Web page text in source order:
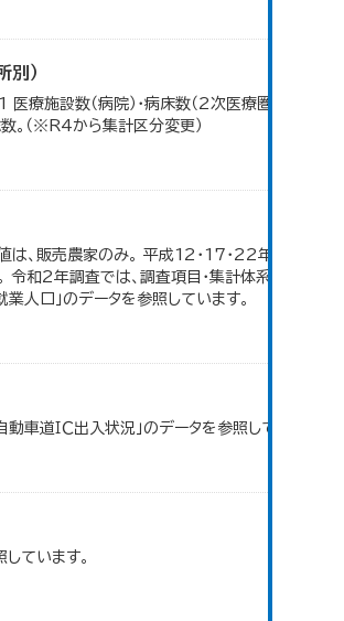
別）
療施設数（病院）・病床数（2次医療圏別)」のデ
。（※R4から集計区分変更）
は、販売農家のみ。 平成12・17・22年の農業就
和2年調査では、調査項目・集計体系が変更とな
人口」のデータを参照しています。
車道ＩＣ出入状況」のデータを参照しています。
ています。